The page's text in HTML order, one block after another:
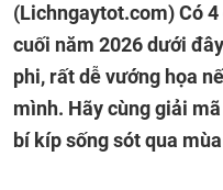
(Lichngaytot.com)Có
cuối năm 2026 dưới
phi, rất dễ vướng họa
mình. Hãy cùng giải
bí kíp sống sót qua